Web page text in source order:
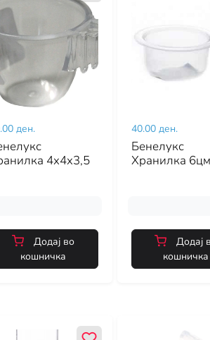
ден.
4x4x3,5
Додај во
кошничка
40.00 ден.
Бенелукс
Хранилка 6цм
Додај
кошничка